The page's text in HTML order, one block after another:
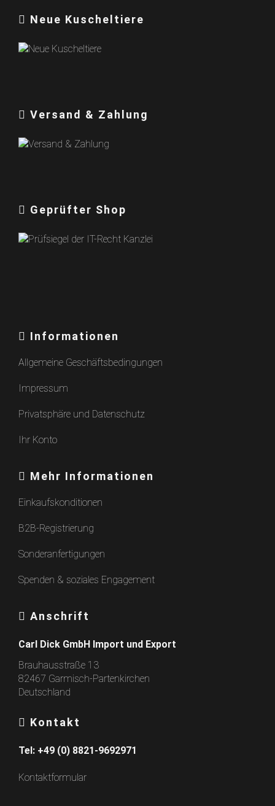
Neue Kuscheltiere
Versand & Zahlung
Geprüfter Shop
Informationen
Allgemeine Geschäftsbedingungen
Impressum
Privatsphäre und Datenschutz
Ihr Konto
Mehr Informationen
Einkaufskonditionen
B2B-Registrierung
Sonderanfertigungen
Spenden & soziales Engagement
Anschrift
Carl Dick GmbH Import und Export
Brauhausstraße 13
82467 Garmisch-Partenkirchen
Deutschland
Kontakt
Tel: +49 (0) 8821-9692971
Kontaktformular